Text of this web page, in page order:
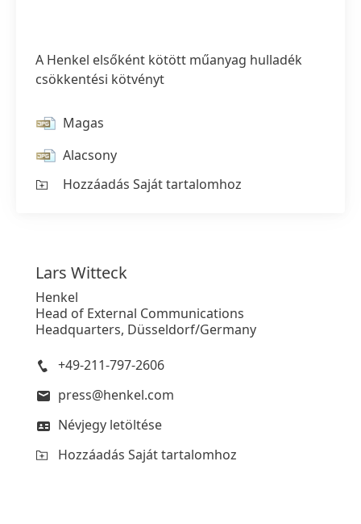
A Henkel elsőként kötött műanyag hulladék
csökkentési kötvényt
Magas
Alacsony
Hozzáadás Saját tartalomhoz
Lars Witteck
Henkel
Head of External Communications
Headquarters, Düsseldorf/Germany
+49-211-797-2606
press@henkel.com
Névjegy letöltése
Hozzáadás Saját tartalomhoz